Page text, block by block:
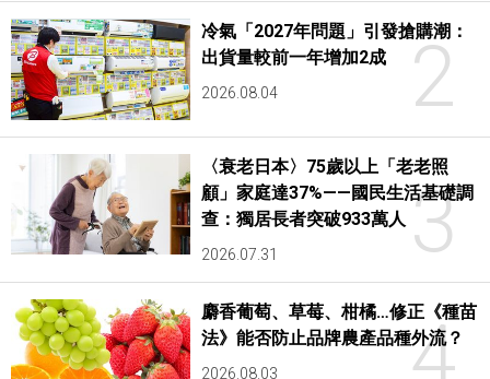
2
冷氣「2027年問題」引發搶購潮：
出貨量較前一年增加2成
2026.08.04
3
〈衰老日本〉75歲以上「老老照
顧」家庭達37%——國民生活基礎調
查：獨居長者突破933萬人
2026.07.31
4
麝香葡萄、草莓、柑橘…修正《種苗
法》能否防止品牌農產品種外流？
2026.08.03